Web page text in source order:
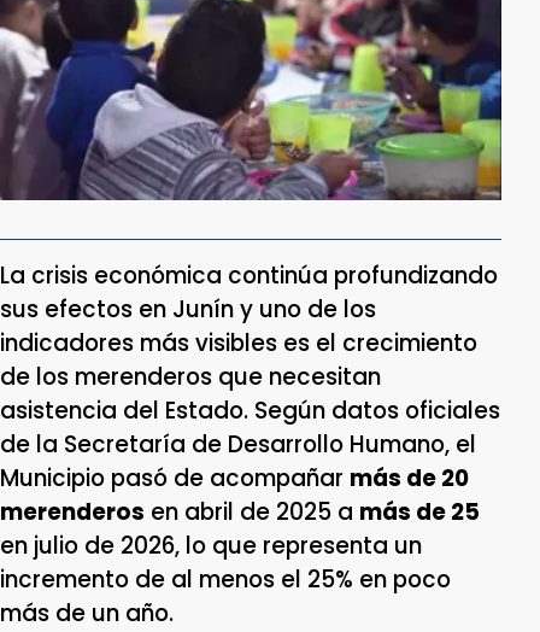
La crisis económica continúa profundizando
sus efectos en Junín y uno de los
indicadores más visibles es el crecimiento
de los merenderos que necesitan
asistencia del Estado. Según datos oficiales
de la Secretaría de Desarrollo Humano, el
Municipio pasó de acompañar más de 20
merenderos en abril de 2025 a más de 25
en julio de 2026, lo que representa un
incremento de al menos el 25% en poco
más de un año.